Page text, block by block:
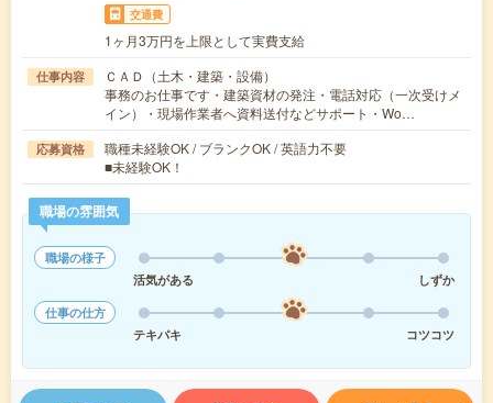
交通費
1ヶ月3万円を上限として実費支給
仕事内容
ＣＡＤ（土木・建築・設備）
事務のお仕事です・建築資材の発注・電話対応（一次受けメ
イン）・現場作業者へ資料送付などサポート・Wo…
応募資格
職種未経験OK / ブランクOK / 英語力不要
■未経験OK！
職場の雰囲気
職場の様子
活気がある
しずか
仕事の仕方
テキパキ
コツコツ